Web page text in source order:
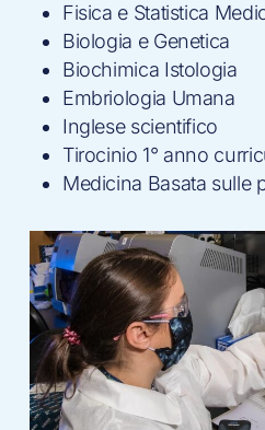
Fisica e Statistica
Biologia e Genetica
Biochimica Istologia
Embriologia Umana
Inglese scientifico
Tirocinio 1° anno
Medicina Basata sulle